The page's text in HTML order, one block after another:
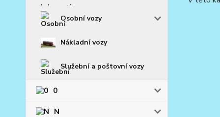
Osobní vozy
Nákladní vozy
Služební a poštovní vozy
0
N